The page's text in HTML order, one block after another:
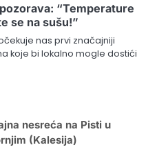
“Temperature
se na sušu!”
nas prvi značajniji
koje bi lokalno mogle dostići
nesreća na Pisti u
(Kalesija)